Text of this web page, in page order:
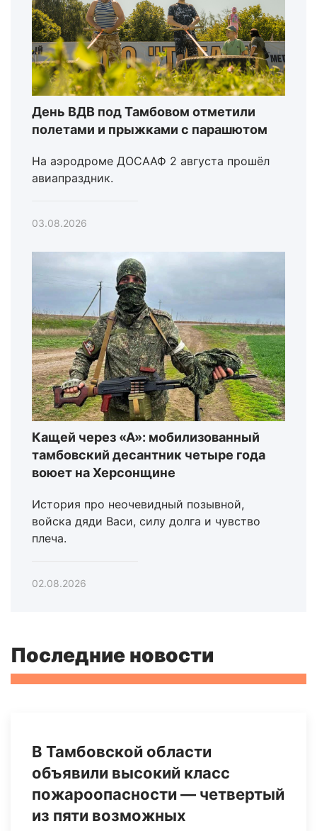
День ВДВ под Тамбовом отметили
полетами и прыжками с парашютом
На аэродроме ДОСААФ 2 августа прошёл
авиапраздник.
03.08.2026
Кащей через «А»: мобилизованный
тамбовский десантник четыре года
воюет на Херсонщине
История про неочевидный позывной,
войска дяди Васи, силу долга и чувство
плеча.
02.08.2026
Последние новости
В Тамбовской области
объявили высокий класс
пожароопасности — четвертый
из пяти возможных